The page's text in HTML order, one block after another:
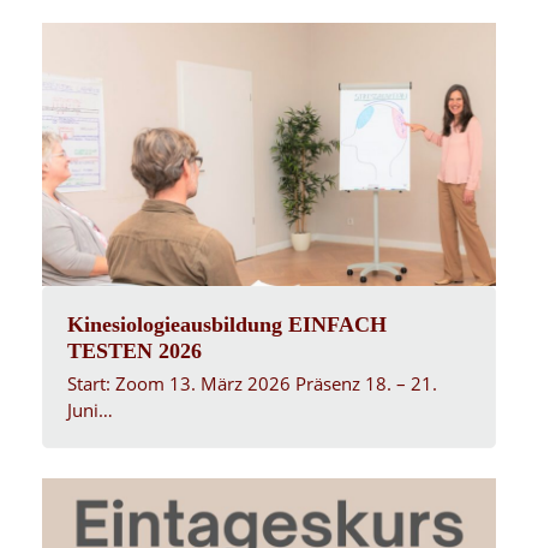
Kinesiologieausbildung EINFACH
TESTEN 2026
Start: Zoom 13. März 2026 Präsenz 18. – 21.
Juni…